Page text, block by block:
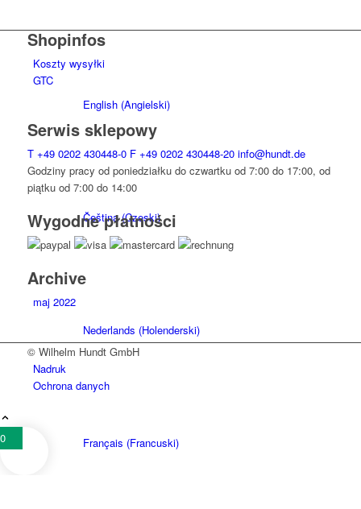
English(Angielski)
Čeština(Czeski)
Nederlands (Holenderski)
Français (Francuski)
Shopinfos
Koszty wysyłki
GTC
Serwis sklepowy
T +49 0202 430448-0 F +49 0202 430448-20 info@hundt.de
Godziny pracy od poniedziałku do czwartku od 7:00 do 17:00, od
piątku od 7:00 do 14:00
Wygodne płatności
Archive
maj 2022
© Wilhelm Hundt GmbH
Nadruk
Ochrona danych
0